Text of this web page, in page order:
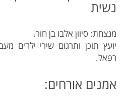
נשית
מנצחת: סיוון אלבו בן חור.
יועץ תוכן ותרגום שירי ילדים
רפאל.
אמנים אורחים: